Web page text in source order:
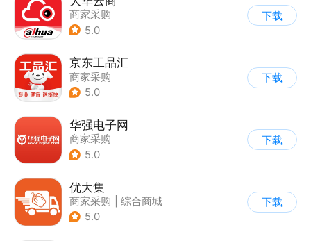
商家采购
5.0
下载
京东工品汇
商家采购
5.0
下载
华强电子网
商家采购
5.0
下载
优大集
商家采购
综合商城
5.0
下载